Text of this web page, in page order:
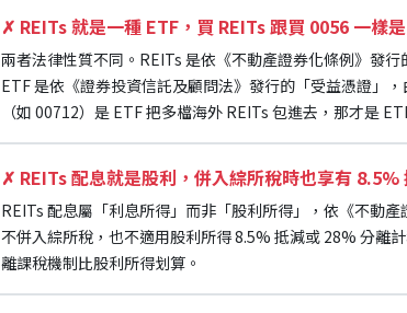
✗ REITs 就是一種 ETF，買 REITs 跟買 0056 一樣
兩者法律性質不同。REITs 是依《不動產證券化條例》發
ETF 是依《證券投資信託及顧問法》發行的「受益憑證」
（如 00712）是 ETF 把多檔海外 REITs 包進去，那才是
✗ REITs 配息就是股利，併入綜所稅時也享有 8.5%
REITs 配息屬「利息所得」而非「股利所得」，依《不動
不併入綜所稅，也不適用股利所得 8.5% 抵減或 28% 分離
離課稅機制比股利所得划算。